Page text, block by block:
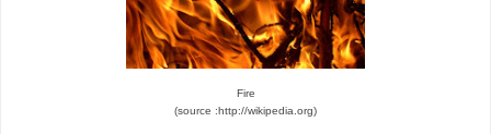
Fire
(source :http://wikipedia.org)